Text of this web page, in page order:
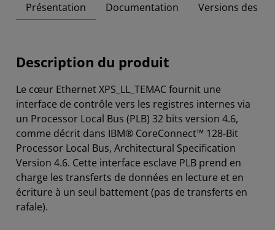
Présentation Documentation Versions des
Description du produit
Le cœur Ethernet XPS_LL_TEMAC fournit une
interface de contrôle vers les registres internes via
un Processor Local Bus (PLB) 32 bits version 4.6,
comme décrit dans IBM® CoreConnect™ 128-Bit
Processor Local Bus, Architectural Specification
Version 4.6. Cette interface esclave PLB prend en
charge les transferts de données en lecture et en
écriture à un seul battement (pas de transferts en
rafale).